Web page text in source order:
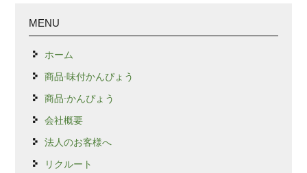
MENU
ホーム
商品-味付かんぴょう
商品-かんぴょう
会社概要
法人のお客様へ
リクルート